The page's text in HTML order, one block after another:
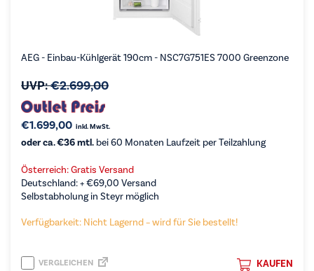
AEG - Einbau-Kühlgerät 190cm - NSC7G751ES 7000 Greenzone
UVP:€2.699,00
€1.699,00 inkl. MwSt.
oder ca. €36 mtl. bei 60 Monaten Laufzeit per Teilzahlung
Österreich: Gratis Versand
Deutschland: +€69,00 Versand
Selbstabholung in Steyr möglich
Verfügbarkeit: Nicht Lagernd – wird für Sie bestellt!
KAUFEN
VERGLEICHEN